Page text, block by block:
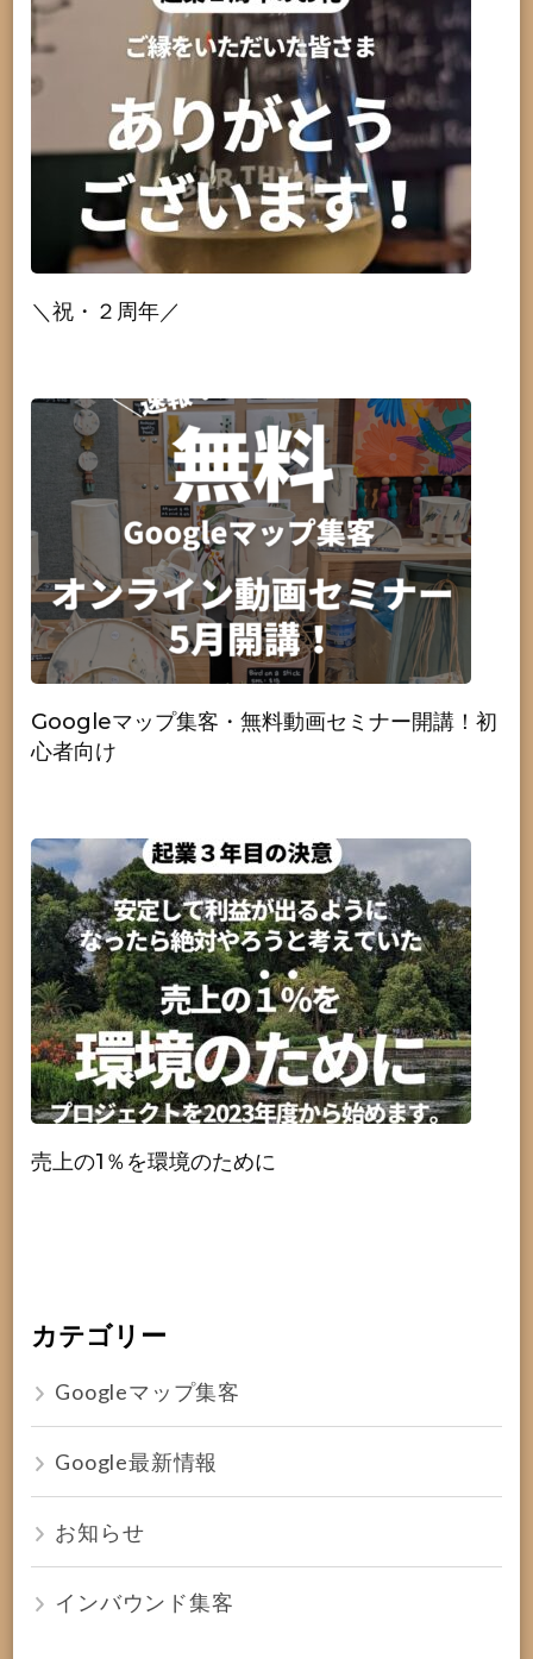
＼祝・２周年／
Googleマップ集客・無料動画セミナー開講！初
心者向け
売上の1％を環境のために
カテゴリー
Googleマップ集客
Google最新情報
お知らせ
インバウンド集客